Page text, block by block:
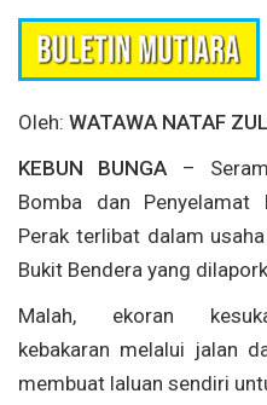
Oleh: WATAWA NATAF
KEBUN BUNGA–
Bomba dan
Perak terlibat dalam
Bukit Bendera yang
Malah, ekoran
kebakaran melalui jalan
membuat laluan sendiri